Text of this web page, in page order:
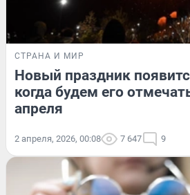
СТРАНА И МИР
Новый праздник
когда будем его
апреля
2 апреля, 2026, 00:08 7 647 9